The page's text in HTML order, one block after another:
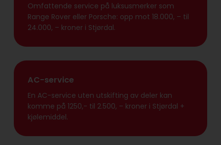
Omfattende service på luksusmerker som
Range Rover eller Porsche: opp mot 18.000, – til
24.000, – kroner i Stjørdal.
AC-service
En AC-service uten utskifting av deler kan
komme på 1250,- til 2.500, – kroner i Stjørdal +
kjølemiddel.